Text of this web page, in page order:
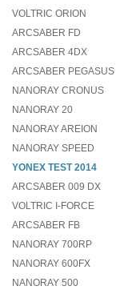
VOLTRIC ORION
ARCSABER FD
ARCSABER 4DX
ARCSABER PEGASUS
NANORAY CRONUS
NANORAY 20
NANORAY AREION
NANORAY SPEED
YONEX TEST 2014
ARCSABER 009 DX
VOLTRIC I-FORCE
ARCSABER FB
NANORAY 700RP
NANORAY 600FX
NANORAY 500